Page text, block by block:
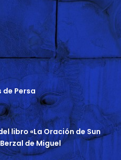
de Persa
libro «La Oración de Sun
de Miguel